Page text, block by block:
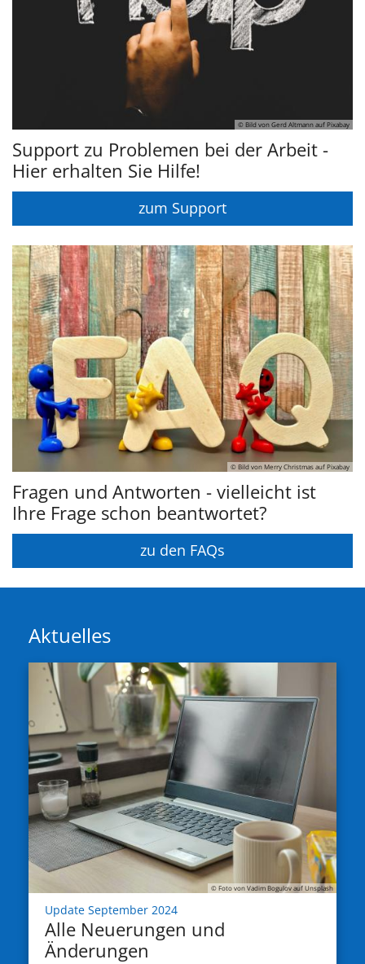
© Bild von Gerd Altmann auf Pixabay
Support zu Problemen bei der Arbeit -
Hier erhalten Sie Hilfe!
zum Support
© Bild von Merry Christmas auf Pixabay
Fragen und Antworten - vielleicht ist
Ihre Frage schon beantwortet?
zu den FAQs
Aktuelles
© Foto von Vadim Bogulov auf Unsplash
Update September 2024:
Alle Neuerungen und
Änderungen